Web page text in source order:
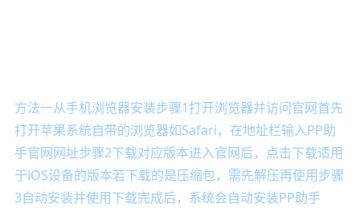
方法一从手机浏览器安装步骤1打开浏览器并访问官网首先
打开苹果系统自带的浏览器如Safari，在地址栏输入PP助
手官网网址步骤2下载对应版本进入官网后，点击下载适用
于iOS设备的版本若下载的是压缩包，需先解压再使用步骤
3自动安装并使用下载完成后，系统会自动安装PP助手